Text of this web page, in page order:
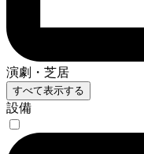
演劇・芝居
すべて表示する
設備